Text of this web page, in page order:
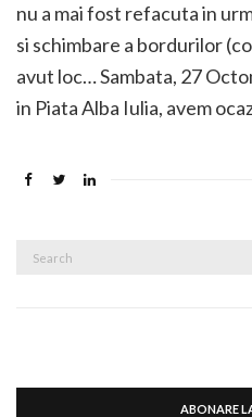
nu a mai fost refacuta in
si schimbare a bordurilor
avut loc… Sambata, 27
in Piata Alba Iulia, avem
ABONARE